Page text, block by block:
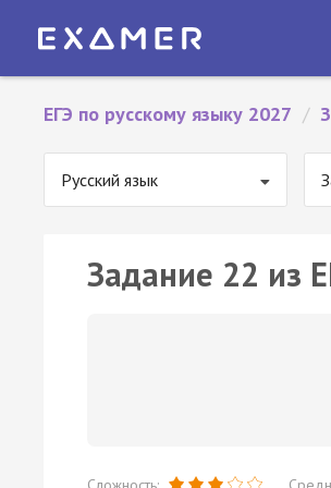
ЕГЭ по русскому языку 2027 /
Русский язык
Задание 22 из